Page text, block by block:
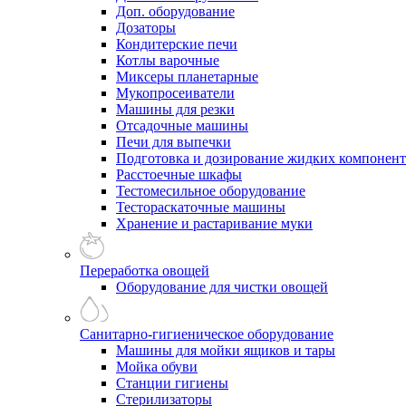
Доп. оборудование
Дозаторы
Кондитерские печи
Котлы варочные
Миксеры планетарные
Мукопросеиватели
Машины для резки
Отсадочные машины
Печи для выпечки
Подготовка и дозирование жидких
Расстоечные шкафы
Тестомесильное оборудование
Тестораскаточные машины
Хранение и растаривание муки
Переработка овощей
Оборудование для чистки овощей
Санитарно-гигиеническое оборудование
Машины для мойки ящиков и тары
Мойка обуви
Станции гигиены
Стерилизаторы